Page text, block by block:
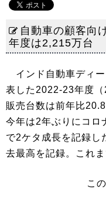
自動車の顧客向
年度は2,215万台
インド自動車ディ
表した2022-23年度
販売台数は前年比
今年は2年ぶりにコロ
で2ケタ成長を記録し
去最高を記録。これ
こ